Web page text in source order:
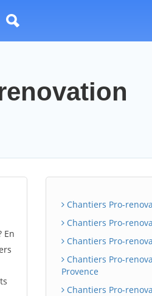
En
Chantiers Pro-
Chantiers Pro-
Chantiers Pro-
Chantiers Pro-
Provence
Chantiers Pro-